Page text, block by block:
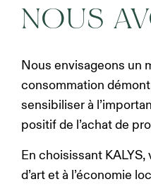
NOUS
Nous envisageons un
consommation
sensibiliser à
positif de l’achat de
En choisissant
d’art et à l’économie